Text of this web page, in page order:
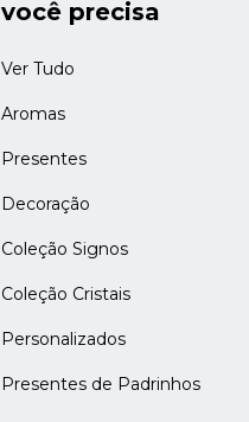
você precisa
Ver Tudo
Aromas
Presentes
Decoração
Coleção Signos
Coleção Cristais
Personalizados
Presentes de Padrinhos